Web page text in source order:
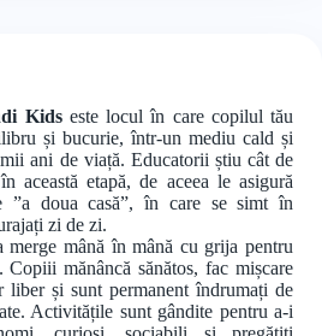
Kidseste locul în care copilul tău
și bucurie, într-un mediu cald și
ani de viață. Educatorii știu cât de
această etapă, de aceea le asigură
”a doua casă”, în care se simt în
zi de zi.
mână în mână cu grija pentru
Copiii mănâncă sănătos, fac mișcare
și sunt permanent îndrumați de
Activitățile sunt gândite pentru a-i